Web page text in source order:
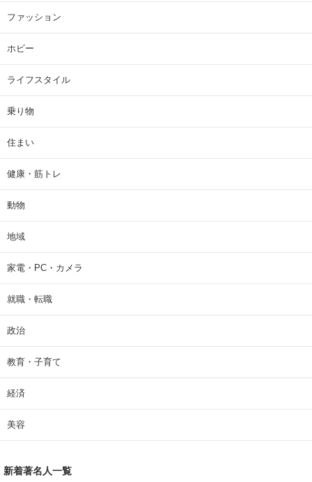
ファッション
ホビー
ライフスタイル
乗り物
住まい
健康・筋トレ
動物
地域
家電・PC・カメラ
就職・転職
政治
教育・子育て
経済
美容
新着著名人一覧